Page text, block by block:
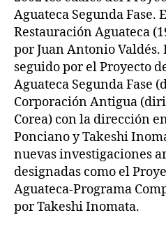
Aguateca Segunda Fase.
Restauración Aguateca
por Juan Antonio Valdés.
seguido por el Proyecto
Aguateca Segunda Fase
Corporación Antigua
Corea) con la dirección
Ponciano y Takeshi
nuevas investigaciones
designadas como el
Aguateca-Programa
por Takeshi Inomata.